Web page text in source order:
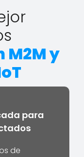
M2M y
para
de